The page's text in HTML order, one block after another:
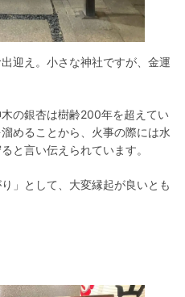
迎え。小さな神社ですが、金運
の銀杏は樹齢200年を超えてい
めることから、火事の際には水
と言い伝えられています。
」として、大変縁起が良いとも